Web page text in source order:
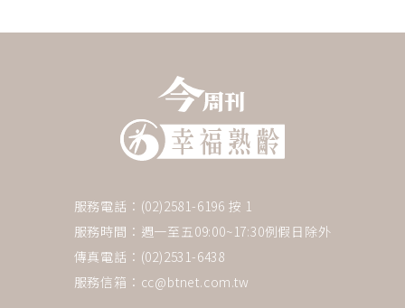
服務電話：(02)2581-6196 按 1
服務時間：週一至五09:00~17:30例假日除外
傳真電話：(02)2531-6438
服務信箱： cc@btnet.com.tw